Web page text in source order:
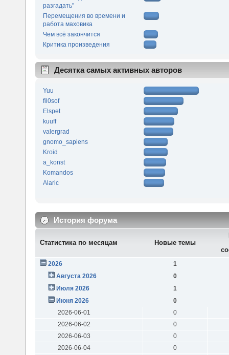
разгадать"
Перемещения во времени и
работа маховика
Чем всё закончится
Критика произведения
Десятка самых активных авторов
Yuu
fil0sof
Elspet
kuuff
valergrad
gnomo_sapiens
Kroid
a_konst
Komandos
Alaric
История форума
Статистика по месяцам Новые темы
2026
1
Августа 2026
0
Июля 2026
1
Июня 2026
0
2026-06-01
0
2026-06-02
0
2026-06-03
0
2026-06-04
0